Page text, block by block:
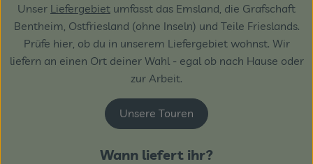
Unser Liefergebiet umfasst das Emsland, die Grafschaft
Bentheim, Ostfriesland (ohne Inseln) und Teile Frieslands.
Prüfe hier, ob du in unserem Liefergebiet wohnst. Wir
liefern an einen Ort deiner Wahl - egal ob nach Hause oder
zur Arbeit.
Unsere Touren
Wann liefert ihr?